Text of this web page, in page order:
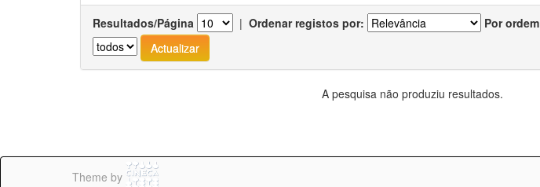
Resultados/Página | Ordenar registos por: Por ordem
A pesquisa não produziu resultados.
Theme by